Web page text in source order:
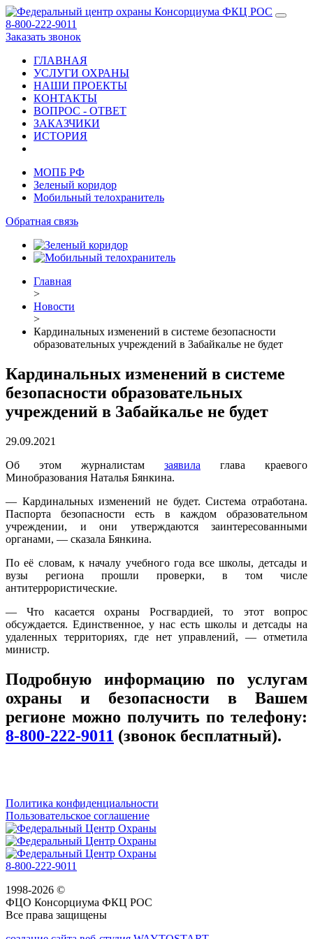
8-800-222-9011
Заказать звонок
ГЛАВНАЯ
УСЛУГИ ОХРАНЫ
НАШИ ПРОЕКТЫ
КОНТАКТЫ
ВОПРОС - ОТВЕТ
ЗАКАЗЧИКИ
ИСТОРИЯ
МОПБ РФ
Зеленый коридор
Мобильный телохранитель
Обратная связь
Главная
>
Новости
>
Кардинальных изменений в системе безопасности
образовательных учреждений в Забайкалье не будет
Кардинальных изменений в системе
безопасности образовательных
учреждений в Забайкалье не будет
29.09.2021
Об этом журналистам заявила глава краевого
Минобразования Наталья Бянкина.
— Кардинальных изменений не будет. Система отработана.
Паспорта безопасности есть в каждом образовательном
учреждении, и они утверждаются заинтересованными
органами, — сказала Бянкина.
По её словам, к началу учебного года все школы, детсады и
вузы региона прошли проверки, в том числе
антитеррористические.
— Что касается охраны Росгвардией, то этот вопрос
обсуждается. Единственное, у нас есть школы и детсады на
удаленных территориях, где нет управлений, — отметила
министр.
Подробную информацию по услугам
охраны и безопасности в Вашем
регионе можно получить по телефону:
8-800-222-9011 (звонок бесплатный).
Политика конфиденциальности
Пользовательское соглашение
8-800-222-9011
1998-2026 ©
ФЦО Консорциума ФКЦ РОС
Все права защищены